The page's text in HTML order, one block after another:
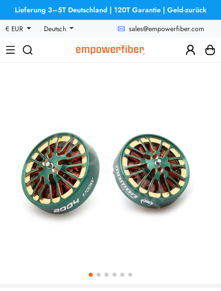
Lieferung 3–5T Deutschland | 120T Garantie | Geld-zurück
€ EUR
Deutsch sales@empowerfiber.com